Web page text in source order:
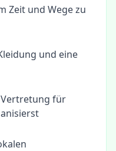
Zeit und Wege zu
und eine
Vertretung für